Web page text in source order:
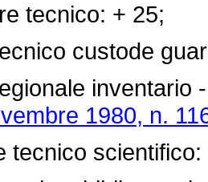
tecnico: + 25;
custode
inventario
1980, n.
scientifico: